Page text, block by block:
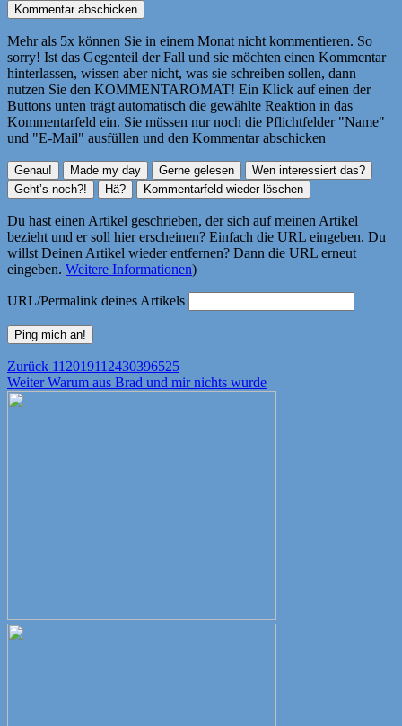
Mehr als 5x können Sie in einem Monat nicht kommentieren. So
sorry! Ist das Gegenteil der Fall und sie möchten einen Kommentar
hinterlassen, wissen aber nicht, was sie schreiben sollen, dann
nutzen Sie den KOMMENTAROMAT! Ein Klick auf einen der
Buttons unten trägt automatisch die gewählte Reaktion in das
Kommentarfeld ein. Sie müssen nur noch die Pflichtfelder "Name"
und "E-Mail" ausfüllen und den Kommentar abschicken
Du hast einen Artikel geschrieben, der sich auf meinen Artikel
bezieht und er soll hier erscheinen? Einfach die URL eingeben. Du
willst Deinen Artikel wieder entfernen? Dann die URL erneut
eingeben. Weitere Informationen)
URL/Permalink deines Artikels
Beitragsnavigation
Zurück Vorheriger
Beitrag:
112019112430396525
Weiter Nächster
Warum aus Brad und mir nichts wurde